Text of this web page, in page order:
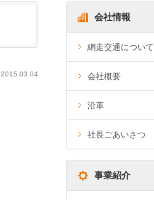
2015.03.04
会社情報
網走交通について
会社概要
沿革
社長ごあいさつ
事業紹介